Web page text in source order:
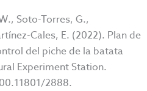
Soto-Torres, G.,
Cales, E. (2022). Plan de
del piche de la batata
Experiment Station.
2888.